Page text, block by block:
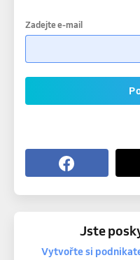
Zadejte e-mail
Jste
Vytvořte si